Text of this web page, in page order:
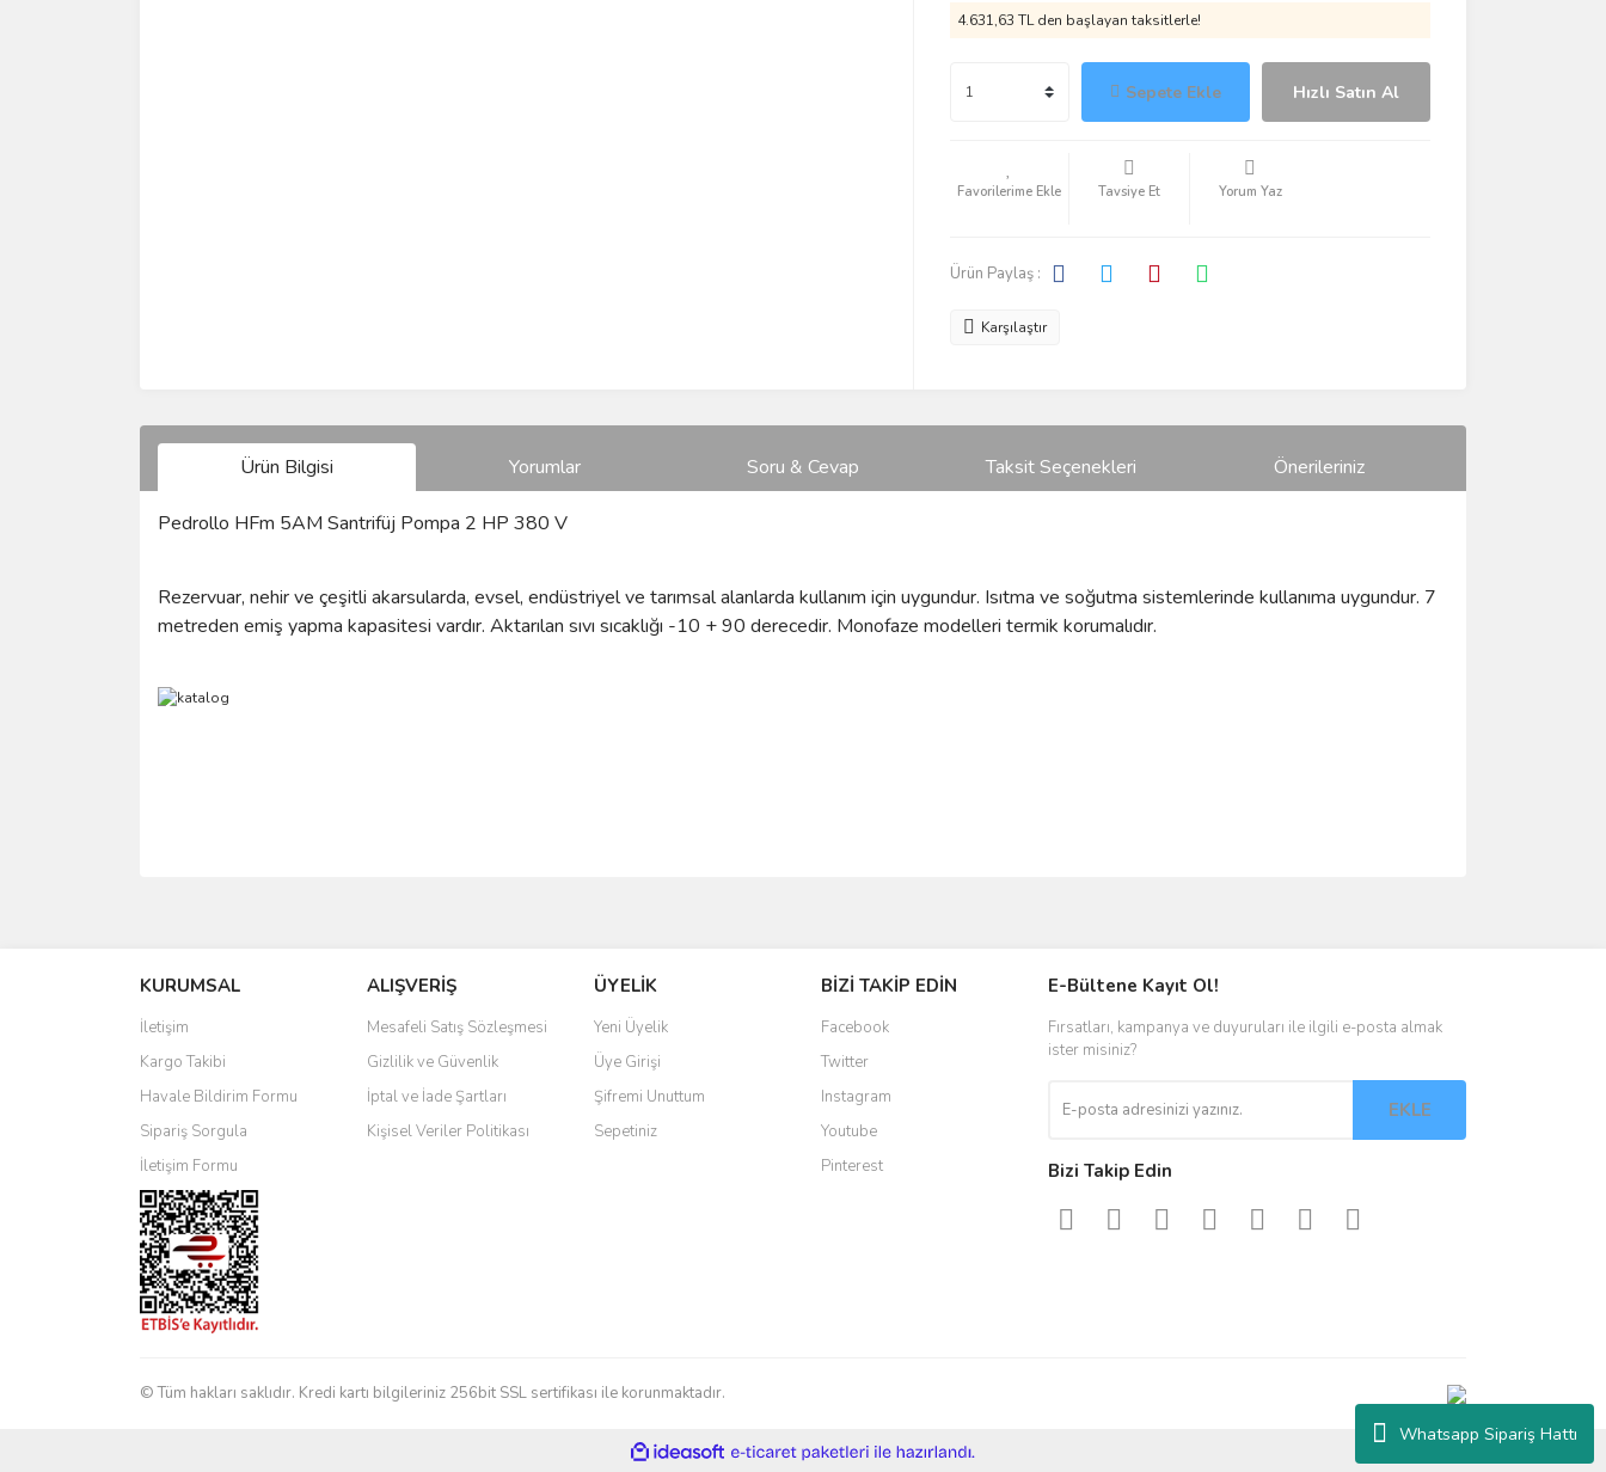
Whatsapp Sipariş Hattı
4.631,63 TL den başlayan taksitlerle!
Sepete Ekle Hızlı Satın Al
Tavsiye Et Yorum Yaz
Ürün Paylaş :
Karşılaştır
Ürün Bilgisi Yorumlar Soru & Cevap Taksit Seçenekleri Önerileriniz
Pedrollo HFm 5AM Santrifüj Pompa 2 HP 380 V
Rezervuar, nehir ve çeşitli akarsularda, evsel, endüstriyel ve tarımsal alanlarda kullanım için uygundur. Isıtma ve soğutma sistemlerinde kullanıma uygundur. 7
metreden emiş yapma kapasitesi vardır. Aktarılan sıvı sıcaklığı -10 + 90 derecedir. Monofaze modelleri termik korumalıdır.
Ürün resmi kalitesiz, bozuk veya görüntülenemiyor.
Ürün açıklamasında eksik bilgiler bulunuyor.
Ürün bilgilerinde hatalar bulunuyor.
Ürün fiyatı diğer sitelerden daha pahalı.
Bu ürüne benzer farklı alternatifler olmalı.
KURUMSAL
İletişim
Kargo Takibi
Havale Bildirim Formu
Sipariş Sorgula
İletişim Formu
ALIŞVERİŞ
Mesafeli Satış Sözleşmesi
Gizlilik ve Güvenlik
İptal ve İade Şartları
Kişisel Veriler Politikası
ÜYELİK
Yeni Üyelik
Üye Girişi
Şifremi Unuttum
Sepetiniz
BİZİ TAKİP EDİN
Facebook
Twitter
Instagram
Youtube
Pinterest
E-Bültene Kayıt Ol!
Fırsatları, kampanya ve duyuruları ile ilgili e-posta almak
ister misiniz?
EKLE
Bizi Takip Edin
© Tüm hakları saklıdır. Kredi kartı bilgileriniz 256bit SSL sertifikası ile korunmaktadır.
ideasoft
e-